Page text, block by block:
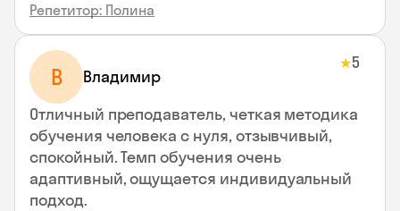
Репетитор: Полина
В Владимир
★5
Отличный преподаватель, четкая методика
обучения человека с нуля, отзывчивый,
спокойный. Темп обучения очень
адаптивный, ощущается индивидуальный
подход.